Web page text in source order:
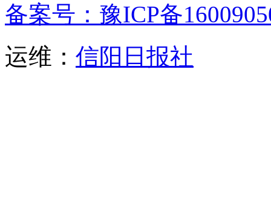
备案号：豫ICP备
运维： 信阳日报社